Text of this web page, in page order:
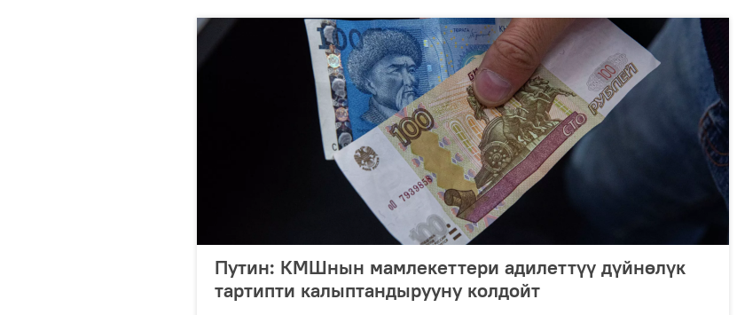
Путин: КМШнын мамлекеттери адилеттүү дүйнөлүк
тартипти калыптандырууну колдойт